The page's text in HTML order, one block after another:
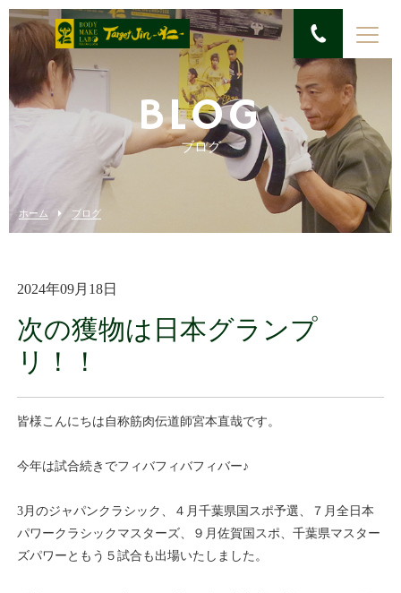
BLOG
ブログ
ホーム ブログ
2024年09月18日
次の獲物は日本グランプ
リ！！
皆様こんにちは自称筋肉伝道師宮本直哉です。
今年は試合続きでフィバフィバフィバー♪
3月のジャパンクラシック、４月千葉県国スポ予選、７月全日本
パワークラシックマスターズ、９月佐賀国スポ、千葉県マスター
ズパワーともう５試合も出場いたしました。